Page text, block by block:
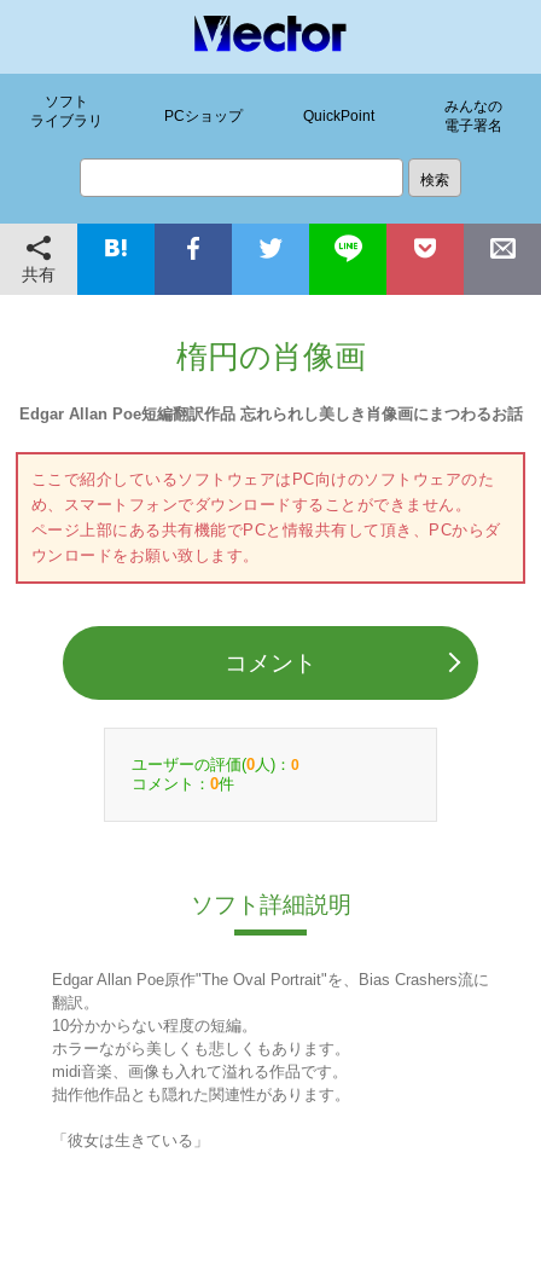
ソフト
ライブラリ
PCショップ QuickPoint
みんなの
電子署名
共有
楕円の肖像画
Edgar Allan Poe短編翻訳作品 忘れられし美しき肖像画にまつわるお話
ここで紹介しているソフトウェアはPC向けのソフトウェアのた
め、スマートフォンでダウンロードすることができません。
ページ上部にある共有機能でPCと情報共有して頂き、PCからダ
ウンロードをお願い致します。
コメント
ユーザーの評価(0 人)： 0
コメント： 0件
ソフト詳細説明
Edgar Allan Poe原作"The Oval Portrait"を、Bias Crashers流に
翻訳。
10分かからない程度の短編。
ホラーながら美しくも悲しくもあります。
midi音楽、画像も入れて溢れる作品です。
拙作他作品とも隠れた関連性があります。
「彼女は生きている」